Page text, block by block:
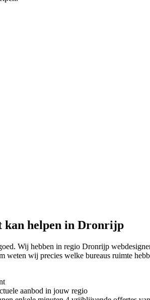
kan helpen in Dronrijp
Wij hebben in regio Dronrijp
wij precies welke bureaus ruimte
aanbod in jouw regio